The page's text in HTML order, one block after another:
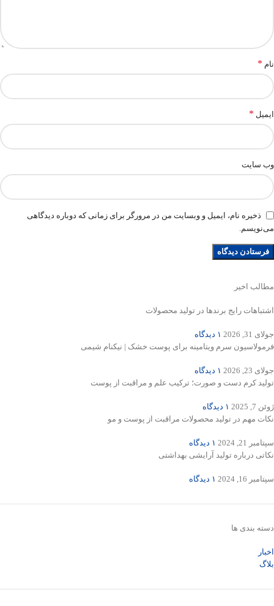
نام *
ایمیل *
وب‌ سایت
ذخیره نام، ایمیل و وبسایت من در مرورگر برای زمانی که دوباره دیدگاهی
می‌نویسم.
مطالب اخیر
اشتباهات رایج برندها در تولید محصولات
جولای 31, 2026
۱ دیدگاه
فرمولاسیون سرم ویتامینه برای پوست خشک | نیکنام شیمی
جولای 23, 2026
۱ دیدگاه
تولید کرم دست و صورت؛ ترکیب علم و مراقبت از پوست
ژوئن 7, 2025
۱ دیدگاه
نکات مهم در تولید محصولات مراقبت از پوست و مو
سپتامبر 21, 2024
۱ دیدگاه
نکاتی درباره تولید آرایشی بهداشتی
سپتامبر 16, 2024 ۱ دیدگاه
دسته بندی ها
اخبار
بلاگ